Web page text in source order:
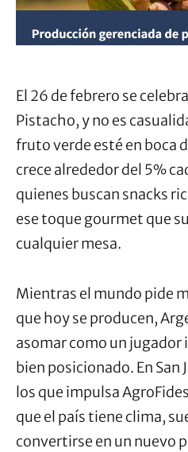
El 26 de febrero se
Pistacho, y no es
fruto verde esté en boca
crece alrededor del 5%
quienes buscan snacks
ese toque gourmet que
cualquier mesa.
Mientras el mundo pide
que hoy se producen,
asomar como un jugador
bien posicionado. En San
los que impulsa
que el país tiene clima,
convertirse en un nuevo